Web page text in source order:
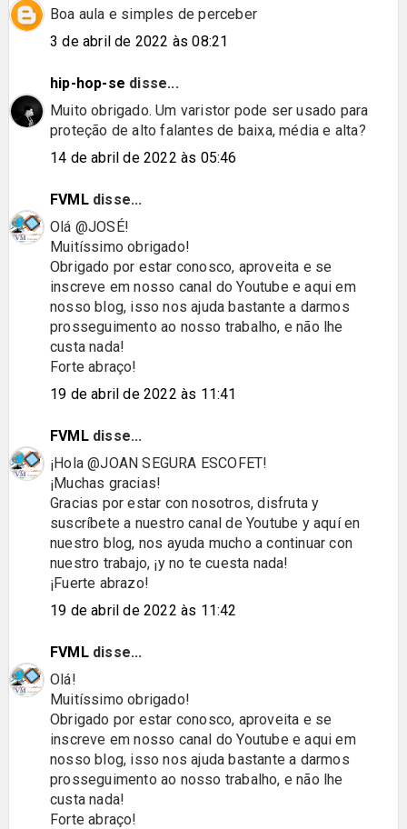
Boa aula e simples de perceber
3 de abril de 2022 às 08:21
hip-hop-se disse...
Muito obrigado. Um varistor pode ser usado para
proteção de alto falantes de baixa, média e alta?
14 de abril de 2022 às 05:46
FVMLdisse...
Olá @JOSÉ!
Muitíssimo obrigado!
Obrigado por estar conosco, aproveita e se
inscreve em nosso canal do Youtube e aqui em
nosso blog, isso nos ajuda bastante a darmos
prosseguimento ao nosso trabalho, e não lhe
custa nada!
Forte abraço!
19 de abril de 2022 às 11:41
FVMLdisse...
¡Hola @JOAN SEGURA ESCOFET!
¡Muchas gracias!
Gracias por estar con nosotros, disfruta y
suscríbete a nuestro canal de Youtube y aquí en
nuestro blog, nos ayuda mucho a continuar con
nuestro trabajo, ¡y no te cuesta nada!
¡Fuerte abrazo!
19 de abril de 2022 às 11:42
FVMLdisse...
Olá!
Muitíssimo obrigado!
Obrigado por estar conosco, aproveita e se
inscreve em nosso canal do Youtube e aqui em
nosso blog, isso nos ajuda bastante a darmos
prosseguimento ao nosso trabalho, e não lhe
custa nada!
Forte abraço!